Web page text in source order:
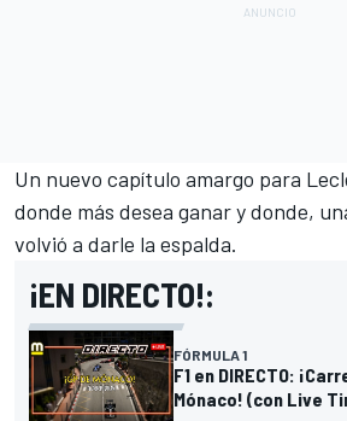
Un nuevo capítulo amargo para
donde más desea ganar y donde,
volvió a darle la espalda.
¡EN DIRECTO!:
FÓRMULA 1
F1 en DIRECTO:
Mónaco! (con Live